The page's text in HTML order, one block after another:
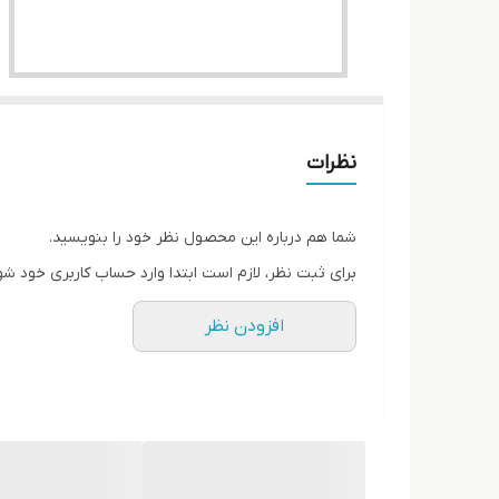
نظرات
شما هم درباره این محصول نظر خود را بنویسید.
برای ثبت نظر، لازم است ابتدا وارد حساب کاربری خود
افزودن نظر